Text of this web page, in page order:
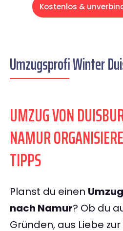
Kostenlos &
Umzugsprofi Winter
UMZUG VON
NAMUR
TIPPS
Planst du einen
nach Namur? Ob du
Gründen, aus Liebe